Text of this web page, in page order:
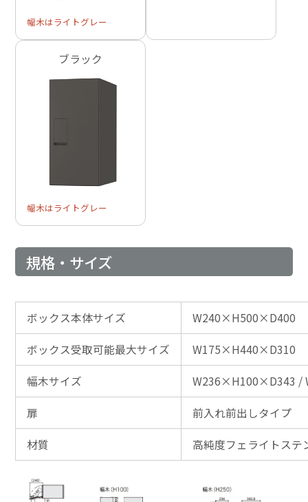
幅木はライトグレー
ブラック
幅木はライトグレー
規格・サイズ
ボックス本体サイズ
W240×H500×D400
ボックス受取可能最大サイズ
W175×H440×D310
幅木サイズ
W236×H100×D343 /
扉
前入れ前出しタイプ
材質
高純度フェライトステ